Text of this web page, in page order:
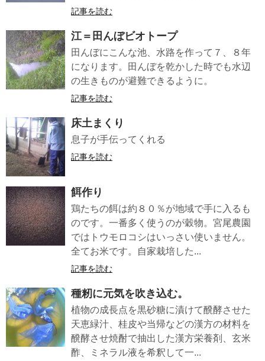
記事を読む
江＝田んぼビオトープ
田んぼにこんな池、水路を作って７、８年
になります。田んぼを乾かした時でも水辺
の生きものが避難できるように。
記事を読む
床土まくり
息子が手伝ってくれる
記事を読む
餌作り
鶏たちの餌は約８０％が地域で手に入るも
のです。一番多く使うのが穀物。宮尾農園
ではトウモロコシはいっさい使いません。
全てお米です。自家栽培した...
記事を読む
種籾に元気を吹き込む。
植物の成長点を黒砂糖に漬けて醗酵させた
天恵緑汁、桂皮や当帰などの漢方の材料を
醗酵させ焼酎で抽出した漢方栄養剤、玄米
酢、ミネラル液を希釈して一...